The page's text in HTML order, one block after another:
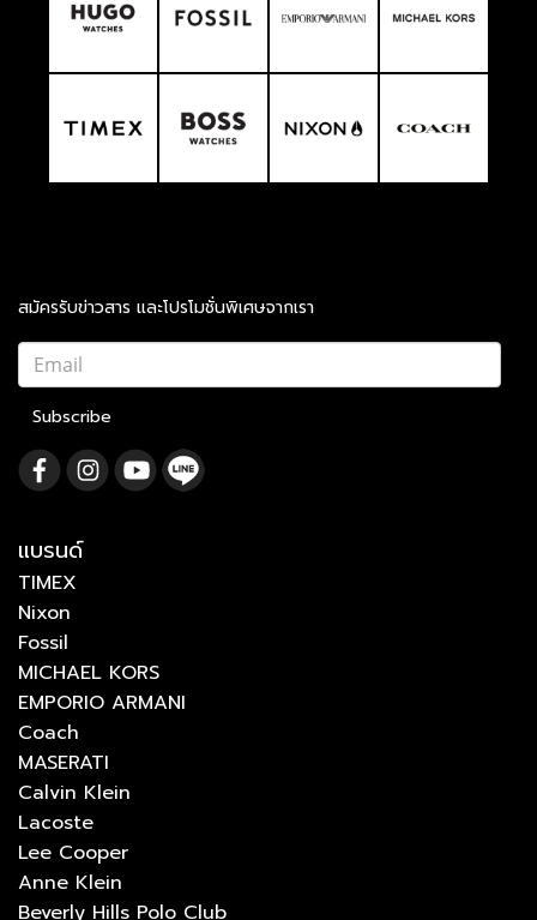
สมัครรับข่าวสาร และโปรโมชั่นพิเศษจากเรา
Subscribe
แบรนด์
TIMEX
Nixon
Fossil
MICHAEL KORS
EMPORIO ARMANI
Coach
MASERATI
Calvin Klein
Lacoste
Lee Cooper
Anne Klein
Beverly Hills Polo Club